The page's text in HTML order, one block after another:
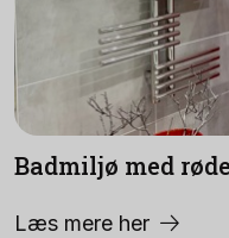
Badmiljø med
Læs mere her